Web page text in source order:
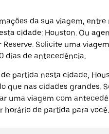
da sua viagem, entre
cidade: Houston. Ou
Reserve. Solicite uma
dias de antecedência.
de partida nesta cidade,
que nas cidades grandes.
uma viagem com
horário de partida para você.